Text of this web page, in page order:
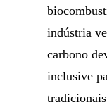
indústria
carbono
inclusive